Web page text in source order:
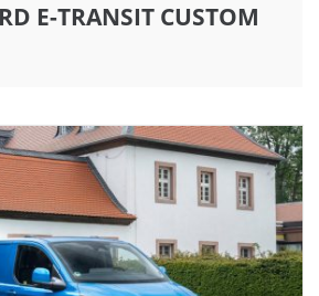
E-TRANSIT CUSTOM